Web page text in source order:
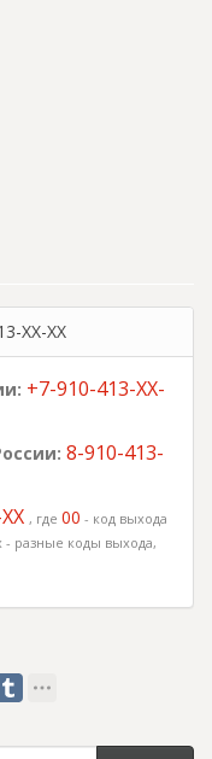
XX-XX
+7-910-413-XX-
8-910-413-
, где 00 - код выхода
- разные коды выхода,